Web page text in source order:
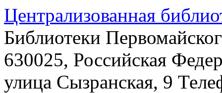
Централизованная
Библиотеки
630025, Российская
улица Сызранская, 9